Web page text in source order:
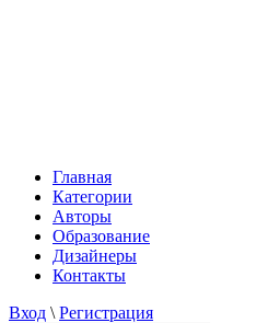
Главная
Категории
Авторы
Образование
Дизайнеры
Контакты
Вход \ Регистрация